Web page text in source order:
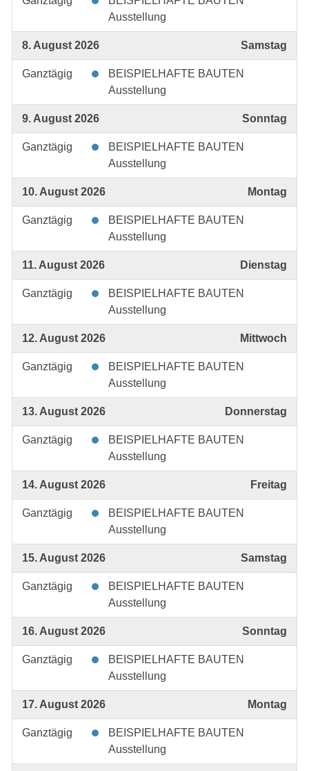
Ausstellung
8. August 2026 Samstag
Ganztägig
BEISPIELHAFTE BAUTEN
Ausstellung
9. August 2026 Sonntag
Ganztägig
BEISPIELHAFTE BAUTEN
Ausstellung
10. August 2026 Montag
Ganztägig
BEISPIELHAFTE BAUTEN
Ausstellung
11. August 2026 Dienstag
Ganztägig
BEISPIELHAFTE BAUTEN
Ausstellung
12. August 2026 Mittwoch
Ganztägig
BEISPIELHAFTE BAUTEN
Ausstellung
13. August 2026 Donnerstag
Ganztägig
BEISPIELHAFTE BAUTEN
Ausstellung
14. August 2026 Freitag
Ganztägig
BEISPIELHAFTE BAUTEN
Ausstellung
15. August 2026 Samstag
Ganztägig
BEISPIELHAFTE BAUTEN
Ausstellung
16. August 2026 Sonntag
Ganztägig
BEISPIELHAFTE BAUTEN
Ausstellung
17. August 2026 Montag
Ganztägig
BEISPIELHAFTE BAUTEN
Ausstellung